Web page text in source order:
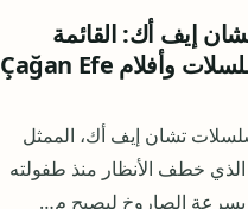
إيف أك: القائمة
الكاملة لمسلسلات وأفلام Çağan Efe
تشان إيف أك، الممثل
خطف الأنظار منذ طفولته
بسرعة الصاروخ ليصبح م…